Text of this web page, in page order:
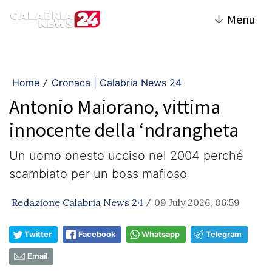
↓ Menu
Home / Cronaca | Calabria News 24
Antonio Maiorano, vittima
innocente della ‘ndrangheta
Un uomo onesto ucciso nel 2004 perché
scambiato per un boss mafioso
Redazione Calabria News 24 / 09 July 2026, 06:59
Twitter Facebook Whatsapp Telegram
Email